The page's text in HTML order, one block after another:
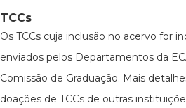
TCCs
Os TCCs cuja inclusão no acervo for
enviados pelos Departamentos da
Comissão de Graduação. Mais
doações de TCCs de outras